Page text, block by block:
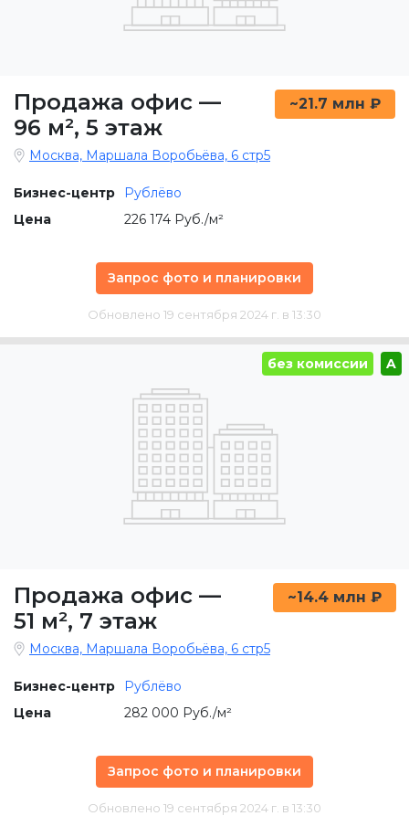
Продажа офис —
96 м², 5 этаж
~21.7 млн ₽
Москва, Маршала Воробьёва, 6 стр5
Бизнес-центр
Рублёво
Цена
226 174 Руб./м²
Запрос фото и планировки
Обновлено 19 сентября 2024 г. в 13:30
без комиссии A
Продажа офис —
51 м², 7 этаж
~14.4 млн ₽
Москва, Маршала Воробьёва, 6 стр5
Бизнес-центр
Рублёво
Цена
282 000 Руб./м²
Запрос фото и планировки
Обновлено 19 сентября 2024 г. в 13:30